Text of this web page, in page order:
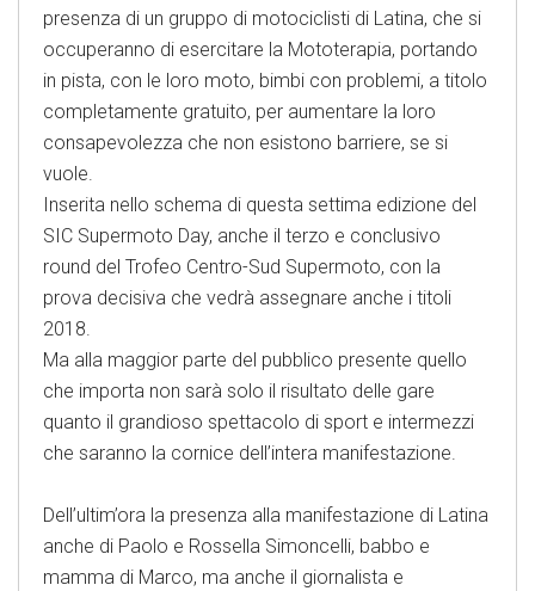
presenza di un gruppo di motociclisti di Latina, che si
occuperanno di esercitare la Mototerapia, portando
in pista, con le loro moto, bimbi con problemi, a titolo
completamente gratuito, per aumentare la loro
consapevolezza che non esistono barriere, se si
vuole.
Inserita nello schema di questa settima edizione del
SIC Supermoto Day, anche il terzo e conclusivo
round del Trofeo Centro-Sud Supermoto, con la
prova decisiva che vedrà assegnare anche i titoli
2018.
Ma alla maggior parte del pubblico presente quello
che importa non sarà solo il risultato delle gare
quanto il grandioso spettacolo di sport e intermezzi
che saranno la cornice dell’intera manifestazione.
Dell’ultim’ora la presenza alla manifestazione di Latina
anche di Paolo e Rossella Simoncelli, babbo e
mamma di Marco, ma anche il giornalista e